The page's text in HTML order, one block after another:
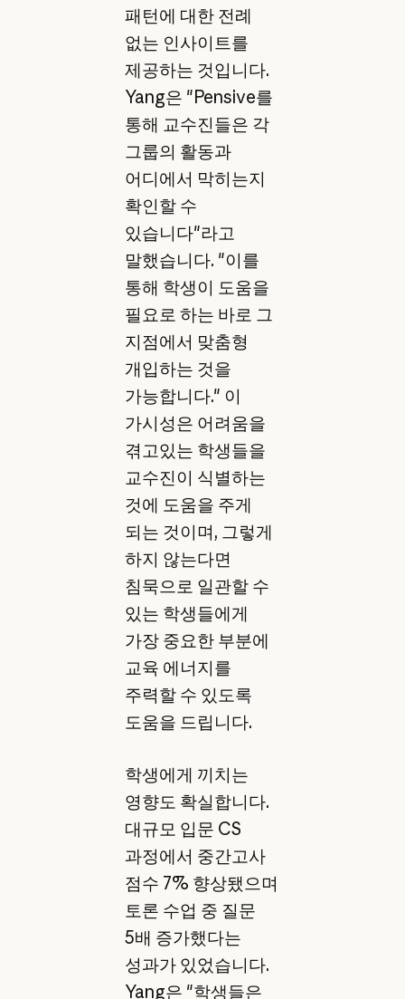
패턴에 대한 전례
없는 인사이트를
제공하는 것입니다.
Yang은 "Pensive를
통해 교수진들은 각
그룹의 활동과
어디에서 막히는지
확인할 수
있습니다"라고
말했습니다. "이를
통해 학생이 도움을
필요로 하는 바로 그
지점에서 맞춤형
개입하는 것을
가능합니다." 이
가시성은 어려움을
겪고있는 학생들을
교수진이 식별하는
것에 도움을 주게
되는 것이며, 그렇게
하지 않는다면
침묵으로 일관할 수
있는 학생들에게
가장 중요한 부분에
교육 에너지를
주력할 수 있도록
도움을 드립니다.
학생에게 끼치는
영향도 확실합니다.
대규모 입문 CS
과정에서 중간고사
점수 7% 향상됐으며
토론 수업 중 질문
5배 증가했다는
성과가 있었습니다.
Yang은 "학생들은